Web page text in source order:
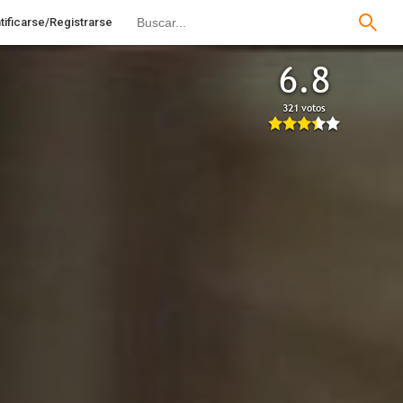
Registrarse
6.8
321 votos